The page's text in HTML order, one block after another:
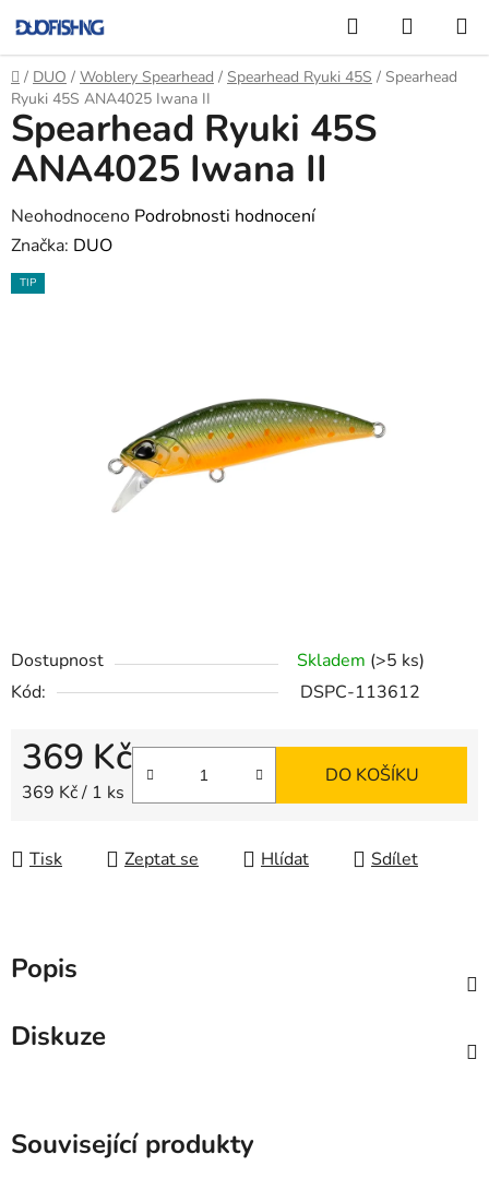
na
obsah
Hledat
KOŠÍK
Domů
/ DUO / Woblery Spearhead / Spearhead Ryuki 45S / Spearhead
Ryuki 45S ANA4025 Iwana II
Dostupnost Skladem (>5 ks)
Kód:
DSPC-113612
369 Kč
Měrná cena:
369 Kč / 1 ks
DO KOŠÍKU
Tisk Zeptat se Hlídat Sdílet
Spearhead Ryuki 45S
ANA4025 Iwana II
Průměrné
hodnocení
produktu
Neohodnoceno Podrobnosti hodnocení
Značka: DUO
TIP
Popis
Diskuze
Související produkty